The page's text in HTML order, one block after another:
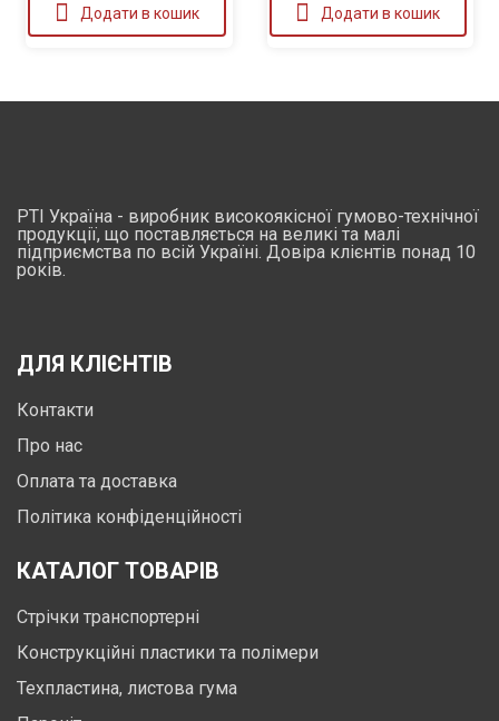
Додати в кошик Додати в кошик
РТІ Україна - виробник високоякісної гумово-технічної
продукції, що поставляється на великі та малі
підприємства по всій Україні. Довіра клієнтів понад 10
років.
ДЛЯ КЛІЄНТІВ
Контакти
Про нас
Оплата та доставка
Політика конфіденційності
КАТАЛОГ ТОВАРІВ
Стрічки транспортерні
Конструкційні пластики та полімери
Техпластина, листова гума